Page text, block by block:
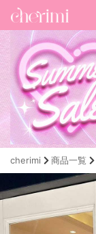
cherimi 商品一覧